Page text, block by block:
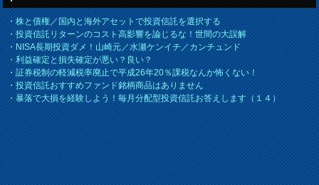
・株と債権／国内と海外アセットで投資信託を選択する
・投資信託リターンのコスト高影響を論じるな！世間の大誤解
・NISA長期投資ダメ！山崎元／水瀬ケンイチ／カンチュンド
・利益確定と損失確定が悪い？良い？
・証券税制の軽減税率廃止で平成26年20％課税なんか怖くない！
・投資信託おすすめファンド銘柄商品はありません
・暴落で大損を経験しよう！毎月分配型投資信託お答えします（１４）